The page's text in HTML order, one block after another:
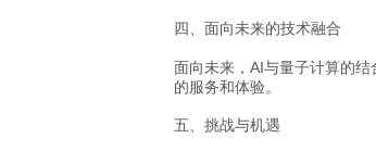
四、面向未来的技术融合
面向未来，AI与量子计算的
的服务和体验。
五、挑战与机遇